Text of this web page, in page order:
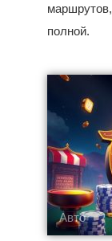
полной.
Авто